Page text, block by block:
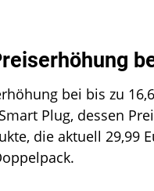
bei bis zu
Plug, dessen
die aktuell 29,99